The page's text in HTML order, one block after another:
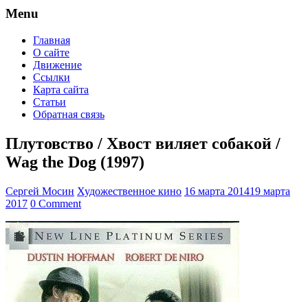
Menu
Главная
О сайте
Движение
Ссылки
Карта сайта
Статьи
Обратная связь
Плутовство / Хвост виляет собакой /
Wag the Dog (1997)
Сергей Мосин Художественное кино 16 марта 201419 марта
2017 0 Comment